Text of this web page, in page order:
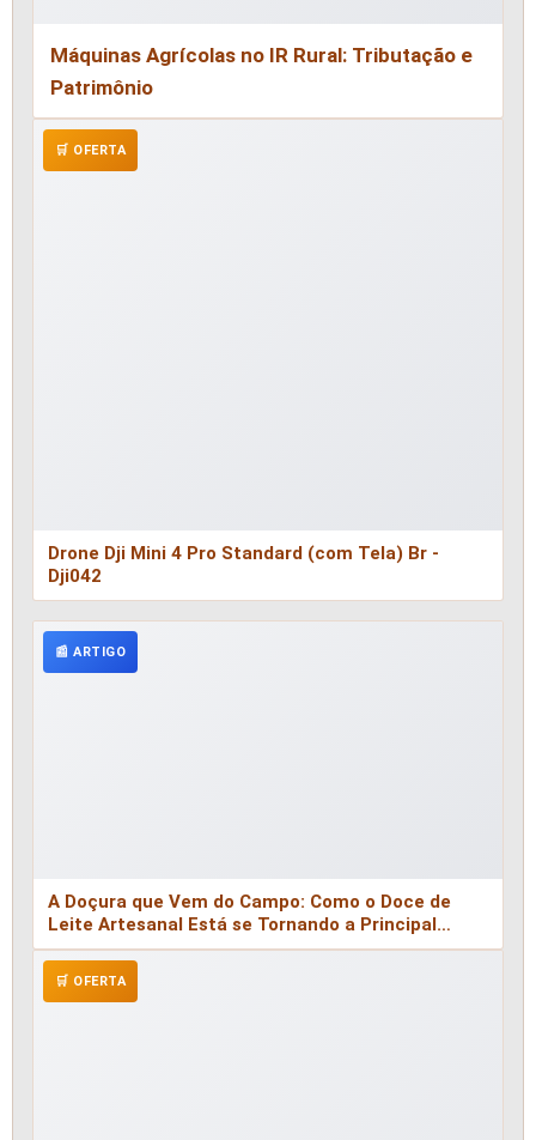
Máquinas Agrícolas no IR Rural: Tributação e
Patrimônio
🛒 OFERTA
Drone Dji Mini 4 Pro Standard (com Tela) Br -
Dji042
📰 ARTIGO
A Doçura que Vem do Campo: Como o Doce de
Leite Artesanal Está se Tornando a Principal
Estratégia de Renda da Agricultura Familiar
Brasileira Num Ano de Crise Leiteira
🛒 OFERTA